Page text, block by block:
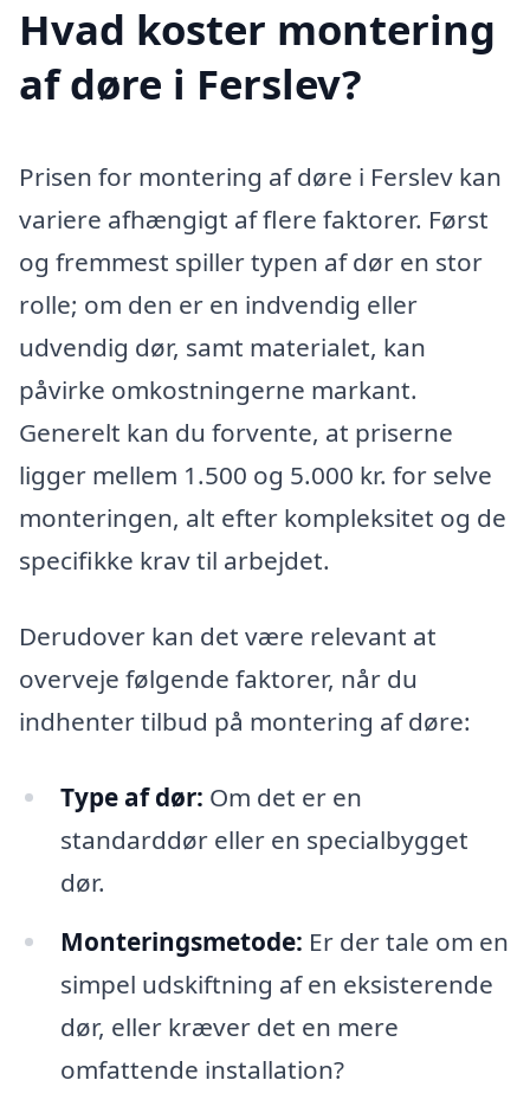
Hvad koster montering
af døre i Ferslev?
Prisen for montering af døre i Ferslev kan
variere afhængigt af flere faktorer. Først
og fremmest spiller typen af dør en stor
rolle; om den er en indvendig eller
udvendig dør, samt materialet, kan
påvirke omkostningerne markant.
Generelt kan du forvente, at priserne
ligger mellem 1.500 og 5.000 kr. for selve
monteringen, alt efter kompleksitet og de
specifikke krav til arbejdet.
Derudover kan det være relevant at
overveje følgende faktorer, når du
indhenter tilbud på montering af døre:
Type af dør: Om det er en
standarddør eller en specialbygget
dør.
Monteringsmetode: Er der tale om en
simpel udskiftning af en eksisterende
dør, eller kræver det en mere
omfattende installation?